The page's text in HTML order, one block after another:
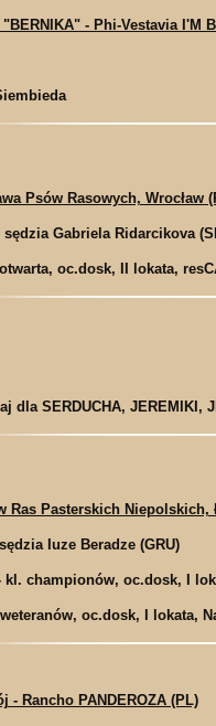
- Phi-Vestavia I'M
Psów Rasowych, Wrocław
Gabriela Ridarcikova
oc.dosk, II lokata,
dla SERDUCHA, JEREMIKI,
Ras Pasterskich Niepolskich,
Iuze Beradze (GRU)
kl. championów, oc.dosk, I
oc.dosk, I lokata,
- Rancho PANDEROZA (PL)